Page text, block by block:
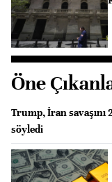
Öne
Trump, İran
söyledi